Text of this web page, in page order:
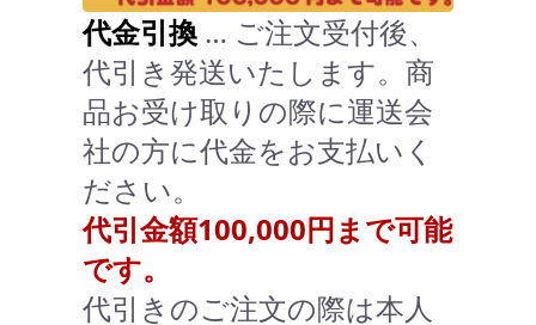
代金引換 … ご注文受付後、
代引き発送いたします。商
品お受け取りの際に運送会
社の方に代金をお支払いく
ださい。
代引金額100,000円まで可能
です。
代引きのご注文の際は本人